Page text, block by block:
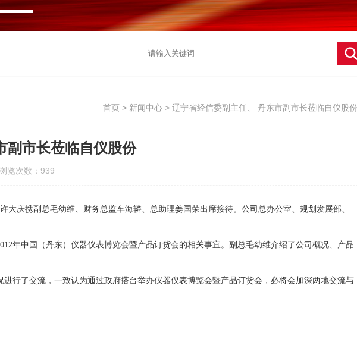
首页 > 新闻中心 > 辽宁省经信委副主任、 丹东市副市长莅临自仪股份
副市长莅临自仪股份
览次数：939
庆携副总毛幼维、财务总监车海辚、总助理姜国荣出席接待。公司总办公室、规划发展部、
年中国（丹东）仪器仪表博览会暨产品订货会的相关事宜。副总毛幼维介绍了公司概况、产品
行了交流，一致认为通过政府搭台举办仪器仪表博览会暨产品订货会，必将会加深两地交流与